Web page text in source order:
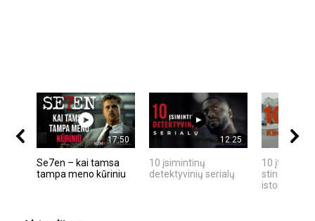
17:50
Se7en – kai tamsa
tampa meno kūriniu
12:25
10 įsimintinų
detektyvinių serialų
10 įtemptų,
stingdančių
istorijų